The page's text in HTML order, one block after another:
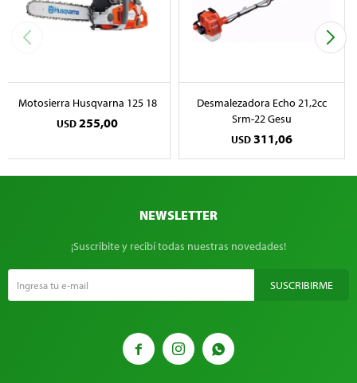
Motosierra Husqvarna 125 18
USD255,00
Desmalezadora Echo 21,2cc
Srm-22 Gesu
USD311,06
  
NEWSLETTER
¡Suscribite y recibí todas nuestras novedades!
SUSCRIBIRME